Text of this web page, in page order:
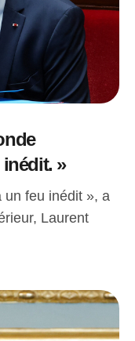
»
un feu inédit », a
Laurent